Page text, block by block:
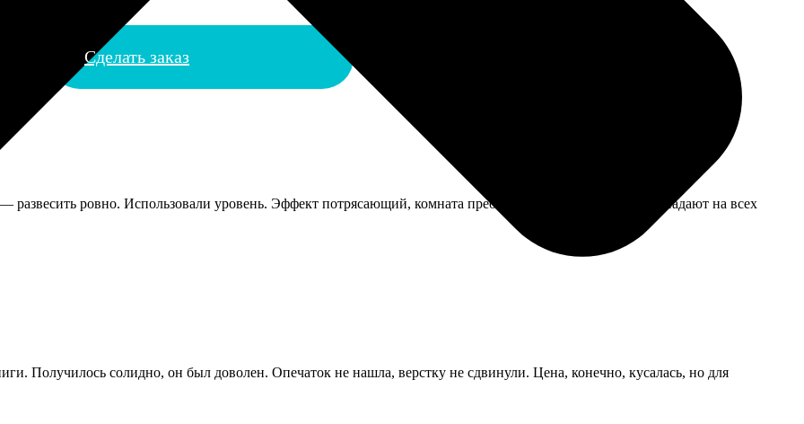
Сделать заказ
развесить ровно. Использовали уровень. Эффект потрясающий, комната преобразилась. Цвета точно совпадают на всех
Получилось солидно, он был доволен. Опечаток не нашла, верстку не сдвинули. Цена, конечно, кусалась, но для